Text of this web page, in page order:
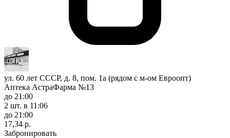
ул. 60 лет СССР, д. 8, пом. 1а (рядом с м-ом Евроопт)
Аптека АстраФарма №13
до 21:00
2 шт. в 11:06
до 21:00
17,34 р.
Забронировать